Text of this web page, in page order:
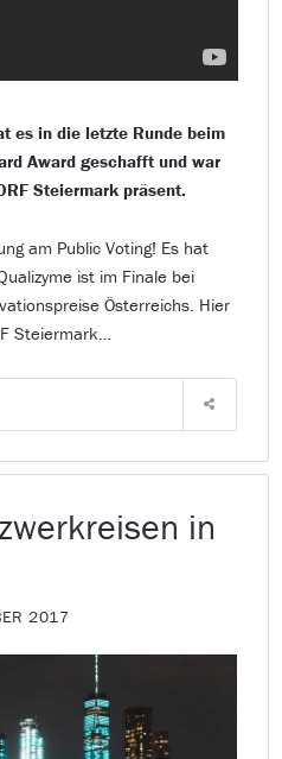
es in die letzte Runde beim
Award geschafft und war
Steiermark präsent.
am Public Voting! Es hat
ist im Finale bei
Österreichs. Hier
Steiermark…
in
2017